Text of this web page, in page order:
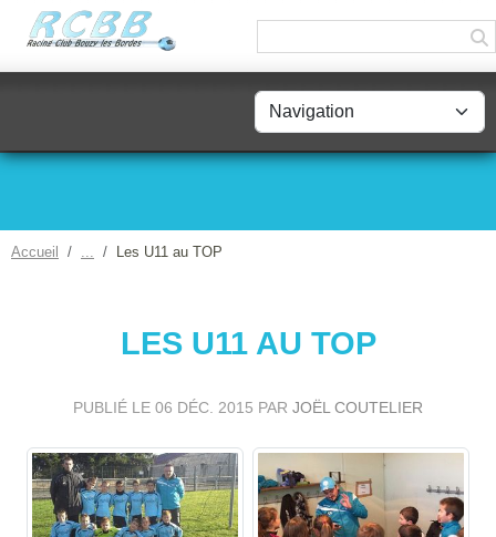
Accueil Les U11 au TOP
LES U11 AU TOP
PUBLIÉ LE 06 DÉC. 2015 PAR JOËL COUTELIER
Panneau de gestion des cookies